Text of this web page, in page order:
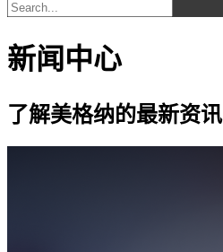
新闻中心
了解美格纳的最新资讯